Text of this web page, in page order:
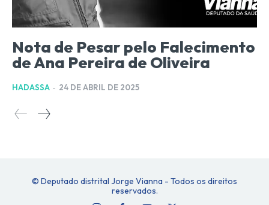
Nota de Pesar pelo Falecimento
de Ana Pereira de Oliveira
HADASSA - 24 DE ABRIL DE 2025
© Deputado distrital Jorge Vianna - Todos os direitos
reservados.